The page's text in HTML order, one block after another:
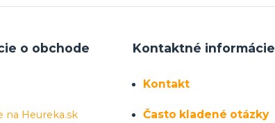
o obchode
na Heureka.sk
Kontaktné informácie
Kontakt
Často kladené otázky